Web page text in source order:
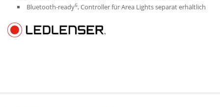
Bluetooth-ready6, Controller für Area Lights separat erhältlich